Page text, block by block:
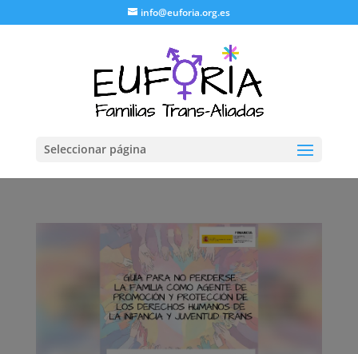
info@euforia.org.es
Seleccionar página